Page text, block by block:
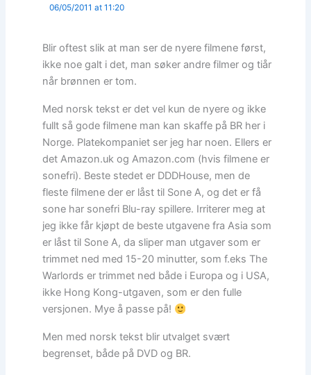
06/05/2011 at 11:20
Blir oftest slik at man ser de nyere filmene først,
ikke noe galt i det, man søker andre filmer og tiår
når brønnen er tom.
Med norsk tekst er det vel kun de nyere og ikke
fullt så gode filmene man kan skaffe på BR her i
Norge. Platekompaniet ser jeg har noen. Ellers er
det Amazon.uk og Amazon.com (hvis filmene er
sonefri). Beste stedet er DDDHouse, men de
fleste filmene der er låst til Sone A, og det er få
sone har sonefri Blu-ray spillere. Irriterer meg at
jeg ikke får kjøpt de beste utgavene fra Asia som
er låst til Sone A, da sliper man utgaver som er
trimmet ned med 15-20 minutter, som f.eks The
Warlords er trimmet ned både i Europa og i USA,
ikke Hong Kong-utgaven, som er den fulle
versjonen. Mye å passe på!
Men med norsk tekst blir utvalget svært
begrenset, både på DVD og BR.